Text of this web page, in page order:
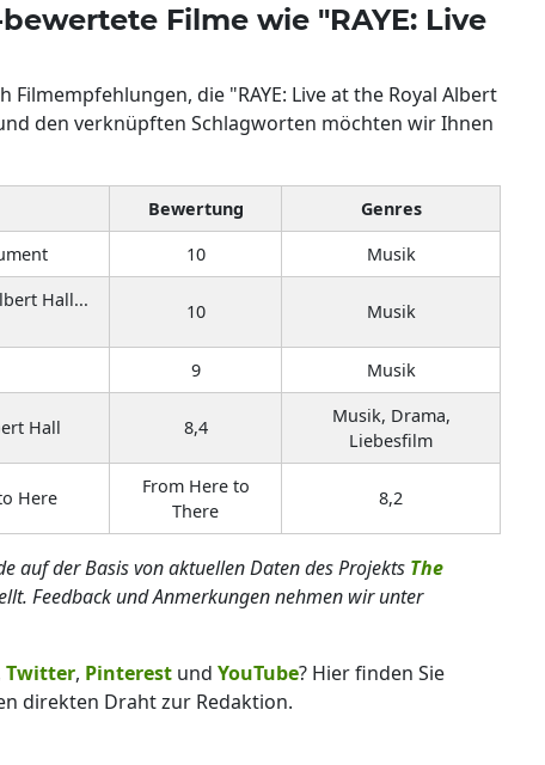
Filme wie "RAYE: Live
die "RAYE: Live at the Royal Albert
den verknüpften Schlagworten möchten wir Ihnen
Bewertung
Genres
10
Musik
Hall...
10 Musik
9 Musik
Hall 8,4
Musik, Drama,
Liebesfilm
Here
From Here to
There
8,2
auf der Basis von aktuellen Daten des Projekts The
Feedback und Anmerkungen nehmen wir unter
Twitter, Pinterest und YouTube? Hier finden Sie
direkten Draht zur Redaktion.